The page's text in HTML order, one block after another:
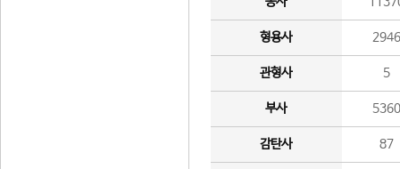
형용사 2946
관형사 5
부사 5360
감탄사 87